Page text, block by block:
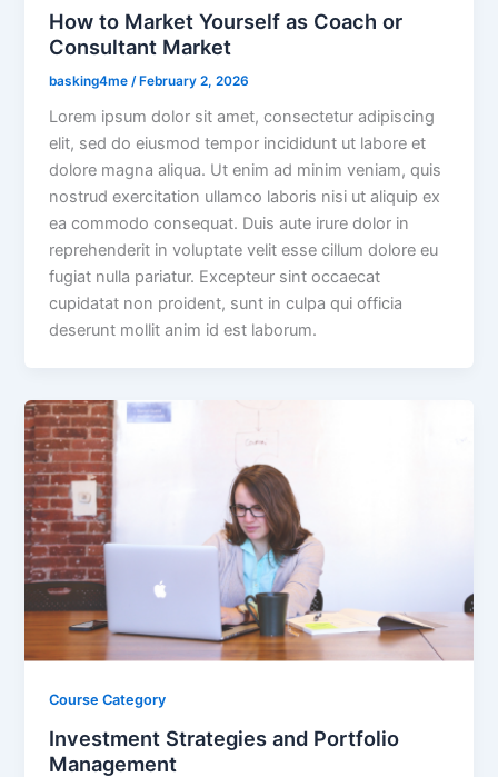
How to Market Yourself as Coach or
Consultant Market
basking4me /February 2, 2026
Lorem ipsum dolor sit amet, consectetur adipiscing
elit, sed do eiusmod tempor incididunt ut labore et
dolore magna aliqua. Ut enim ad minim veniam, quis
nostrud exercitation ullamco laboris nisi ut aliquip ex
ea commodo consequat. Duis aute irure dolor in
reprehenderit in voluptate velit esse cillum dolore eu
fugiat nulla pariatur. Excepteur sint occaecat
cupidatat non proident, sunt in culpa qui officia
deserunt mollit anim id est laborum.
Course Category
Investment Strategies and Portfolio
Management